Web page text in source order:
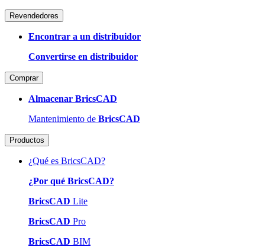
Revendedores
Encontrar a un distribuidor
Convertirse en distribuidor
Comprar
Almacenar BricsCAD
Mantenimiento de BricsCAD
Productos
¿Qué es BricsCAD?
¿Por qué BricsCAD?
BricsCAD Lite
BricsCAD Pro
BricsCAD BIM